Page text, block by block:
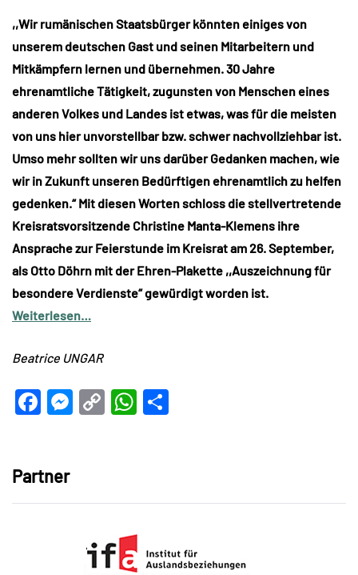
,,Wir rumänischen Staatsbürger könnten einiges von
unserem deutschen Gast und seinen Mitarbeitern und
Mitkämpfern lernen und übernehmen. 30 Jahre
ehrenamtliche Tätigkeit, zugunsten von Menschen eines
anderen Volkes und Landes ist etwas, was für die meisten
von uns hier unvorstellbar bzw. schwer nachvollziehbar ist.
Umso mehr sollten wir uns darüber Gedanken machen, wie
wir in Zukunft unseren Bedürftigen ehrenamtlich zu helfen
gedenken.“ Mit diesen Worten schloss die stellvertretende
Kreisratsvorsitzende Christine Manta-Klemens ihre
Ansprache zur Feierstunde im Kreisrat am 26. September,
als Otto Döhrn mit der Ehren-Plakette ,,Auszeichnung für
besondere Verdienste“ gewürdigt worden ist.
Weiterlesen…
Beatrice UNGAR
Facebook
Messenger
CopyWhatsApp
Partner